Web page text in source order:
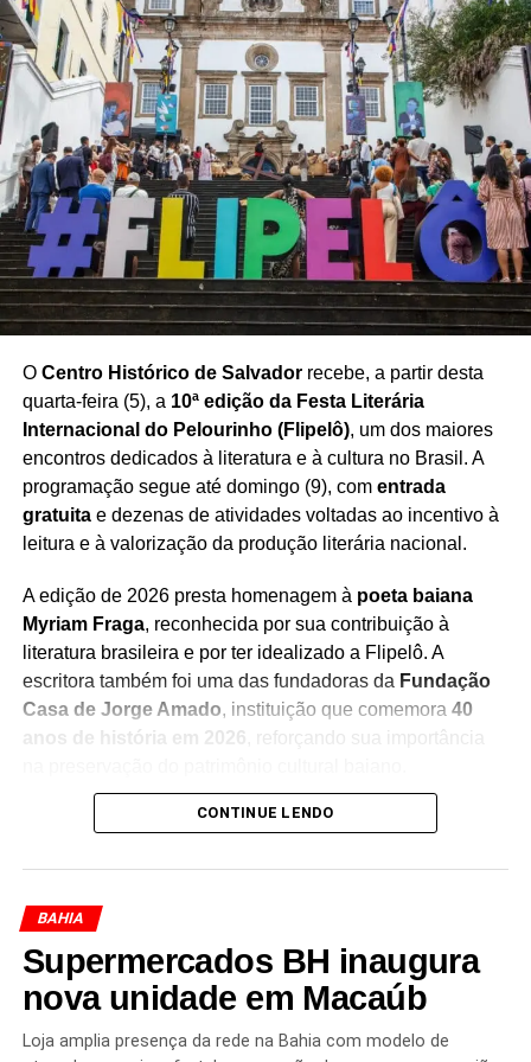
inteligência artificial no mercado imobiliárioganham
espaço nas relações entre corretores, empresas e
consumidores.
O seminário também destacou a importância da
capacitação profissional para acompanhar as novas
demandas do mercado e utilizar a tecnologia como aliada
na construção de estratégias mais eficientes de
negociação e atendimento.
Com a realização do encontro,Salvador se consolida
como espaço de debate sobre inovação e tendências
para o mercado imobiliário baiano
profissionais e empresas em torno dos desafios e
oportunidades trazidos pela transformação digital.
Redação Saiba+
O Centro Histórico de Salvadorrecebe, a partir desta
quarta-feira (5), a 10ª edição da Festa Literária
Internacional do Pelourinho (Flipelô), um dos maiores
encontros dedicados à literatura e à cultura no Brasil. A
programação segue até domingo (9), com entrada
gratuitae dezenas de atividades voltadas ao incentivo à
leitura e à valorização da produção literária nacional.
A edição de 2026 presta homenagem à poeta baiana
Myriam Fraga, reconhecida por sua contribuição à
literatura brasileira e por ter idealizado a Flipelô. A
escritora também foi uma das fundadoras da Fundação
Casa de Jorge Amado, instituição que comemora 40
anos de história em 2026 , reforçando sua importância
Durante os cinco dias de evento, moradores e turistas
que incluimesas de debates, bate-papos com
escritores, lançamentos de livros, oficinas, saraus,
contações de histórias, exposições, apresentações
musicais e atividades especiais para crianças e
jovens. A iniciativa busca aproximar o público da
CONTINUE LENDO
BAHIA
Supermercados BH inaugura
nova unidade em Macaúb
Loja amplia presença da rede na Bahia com modelo de